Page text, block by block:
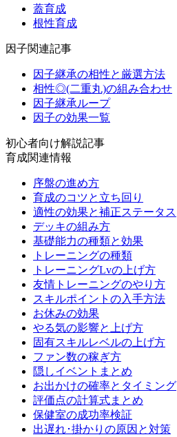
蓋育成
根性育成
因子関連記事
因子継承の相性と厳選方法
相性◎(二重丸)の組み合わせ
因子継承ループ
因子の効果一覧
初心者向け解説記事
育成関連情報
序盤の進め方
育成のコツと立ち回り
適性の効果と補正ステータス
デッキの組み方
基礎能力の種類と効果
トレーニングの種類
トレーニングLvの上げ方
友情トレーニングのやり方
スキルポイントの入手方法
お休みの効果
やる気の影響と上げ方
固有スキルレベルの上げ方
ファン数の稼ぎ方
隠しイベントまとめ
お出かけの確率とタイミング
評価点の計算式まとめ
保健室の成功率検証
出遅れ･掛かりの原因と対策